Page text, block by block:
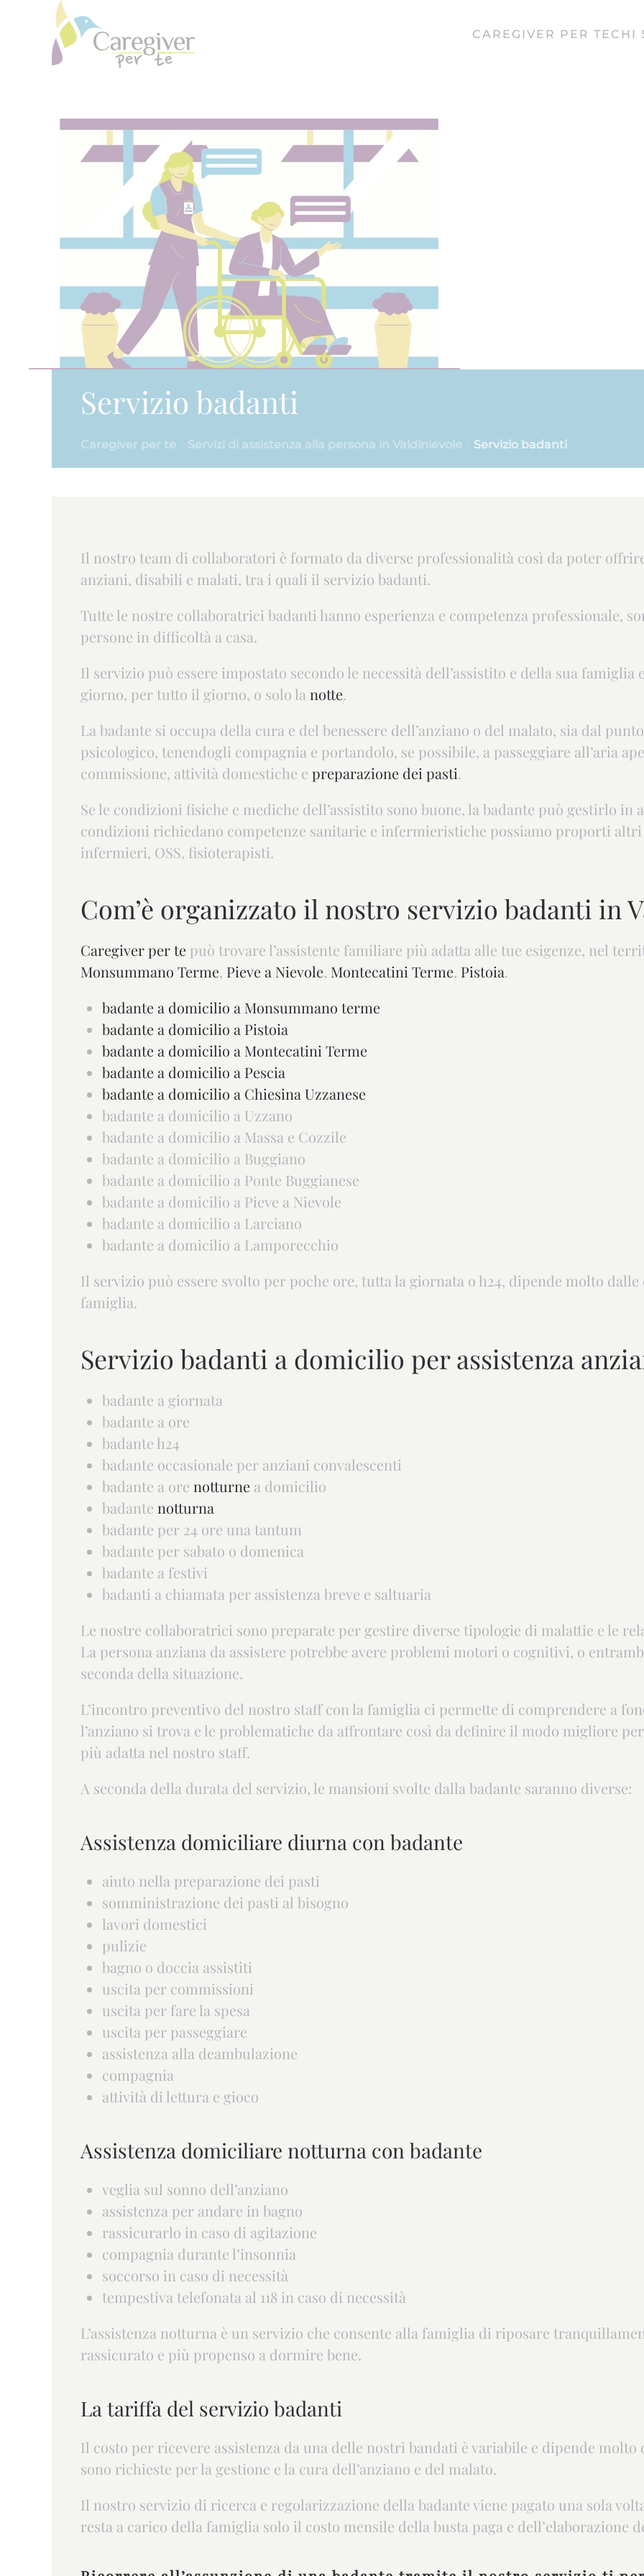
Skip to main content CAREGIVER PER TE CHI
Servizio badanti
Caregiver per te Servizi di assistenza alla persona in Valdinievole Servizio badanti
Il nostro team di collaboratori è formato da diverse professionalità così da poter
anziani, disabili e malati, tra i quali il servizio badanti.
Tutte le nostre collaboratrici badanti hanno esperienza e competenza professionale,
persone in difficoltà a casa.
Il servizio può essere impostato secondo le necessità dell’assistito e della sua famiglia
giorno, per tutto il giorno, o solo la notte.
La badante si occupa della cura e del benessere dell’anziano o del malato, sia dal
psicologico, tenendogli compagnia e portandolo, se possibile, a passeggiare all’aria
commissione, attività domestiche e preparazione dei pasti.
Se le condizioni fisiche e mediche dell’assistito sono buone, la badante può gestirlo in
condizioni richiedano competenze sanitarie e infermieristiche possiamo proporti
infermieri, OSS, fisioterapisti.
Com’è organizzato il nostro servizio badanti in
Caregiver per te può trovare l’assistente familiare più adatta alle tue esigenze, nel
Monsummano Terme, Pieve a Nievole, Montecatini Terme, Pistoia.
badante a domicilio a Monsummano terme
badante a domicilio a Pistoia
badante a domicilio a Montecatini Terme
badante a domicilio a Pescia
badante a domicilio a Chiesina Uzzanese
badante a domicilio a Uzzano
badante a domicilio a Massa e Cozzile
badante a domicilio a Buggiano
badante a domicilio a Ponte Buggianese
badante a domicilio a Pieve a Nievole
badante a domicilio a Larciano
badante a domicilio a Lamporecchio
Il servizio può essere svolto per poche ore, tutta la giornata o h24, dipende molto dalle
famiglia.
Servizio badanti a domicilio per assistenza
badante a giornata
badante a ore
badante h24
badante occasionale per anziani convalescenti
badante a ore notturne a domicilio
badante notturna
badante per 24 ore una tantum
badante per sabato o domenica
badante a festivi
badanti a chiamata per assistenza breve e saltuaria
Le nostre collaboratrici sono preparate per gestire diverse tipologie di malattie e le
La persona anziana da assistere potrebbe avere problemi motori o cognitivi, o
seconda della situazione.
L’incontro preventivo del nostro staff con la famiglia ci permette di comprendere a
l’anziano si trova e le problematiche da affrontare così da definire il modo migliore
più adatta nel nostro staff.
A seconda della durata del servizio, le mansioni svolte dalla badante saranno diverse:
Assistenza domiciliare diurna con badante
aiuto nella preparazione dei pasti
somministrazione dei pasti al bisogno
lavori domestici
pulizie
bagno o doccia assistiti
uscita per commissioni
uscita per fare la spesa
uscita per passeggiare
assistenza alla deambulazione
compagnia
attività di lettura e gioco
Assistenza domiciliare notturna con badante
veglia sul sonno dell’anziano
assistenza per andare in bagno
rassicurarlo in caso di agitazione
compagnia durante l’insonnia
soccorso in caso di necessità
tempestiva telefonata al 118 in caso di necessità
L’assistenza notturna è un servizio che consente alla famiglia di riposare
rassicurato e più propenso a dormire bene.
La tariffa del servizio badanti
Il costo per ricevere assistenza da una delle nostri bandati è variabile e dipende
sono richieste per la gestione e la cura dell’anziano e del malato.
Il nostro servizio di ricerca e regolarizzazione della badante viene pagato una sola
resta a carico della famiglia solo il costo mensile della busta paga e dell’elaborazione